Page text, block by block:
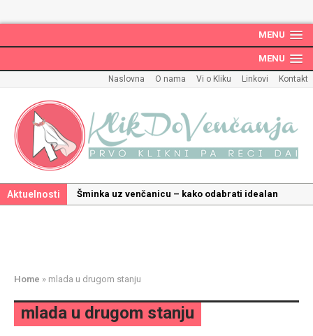
MENU
MENU
Naslovna O nama Vi o Kliku Linkovi Kontakt
Aktuelnosti
Šminka uz venčanicu – kako odabrati idealan
Kako mala iznenađenja mogu učiniti medeni
mesec još lepšim
Home » mlada u drugom stanju
mlada u drugom stanju